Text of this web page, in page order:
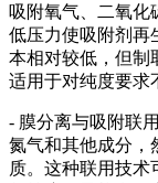
吸附氧气、二氧化
低压力使吸附剂再
本相对较低，但制
适用于对纯度要求
- 膜分离与吸附联
氮气和其他成分，
质。这种联用技术